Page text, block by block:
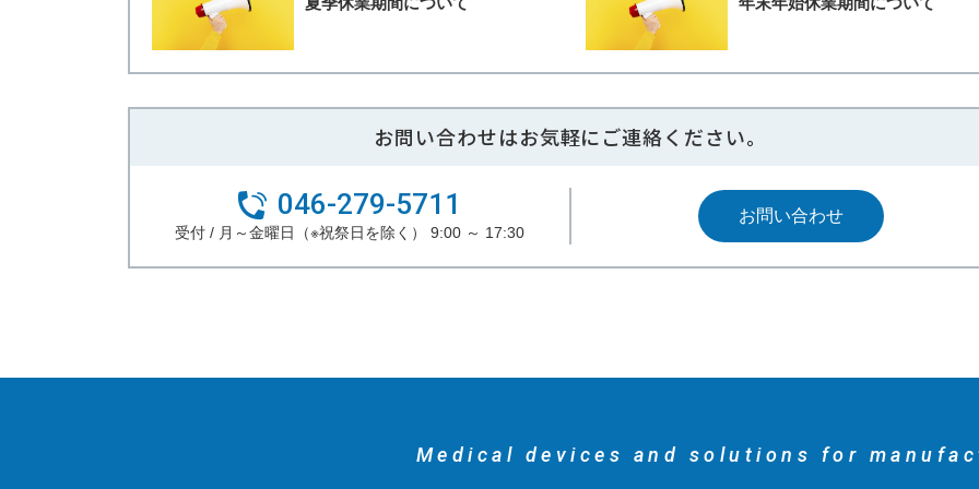
お問い合わせはお気軽にご連絡ください。
046-279-5711
受付 / 月～金曜日（※祝祭日を除く） 9:00 ～ 17:30
お問い合わせ
Medical devices and solutions for